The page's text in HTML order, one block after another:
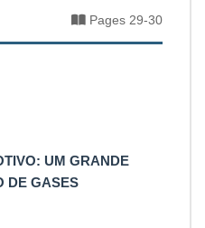
Pages 29-30
UM GRANDE
DE GASES